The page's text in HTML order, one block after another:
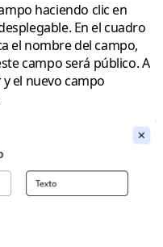
haciendo clic en
En el cuadro
el nombre del campo,
campo será público. A
el nuevo campo